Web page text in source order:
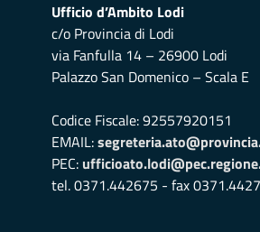
Ufficio d’Ambito Lodi
c/o Provincia di Lodi
via Fanfulla 14 – 26900 Lodi
Palazzo San Domenico – Scala E
Codice Fiscale: 92557920151
EMAIL:
PEC:
tel. 0371.442675 - fax